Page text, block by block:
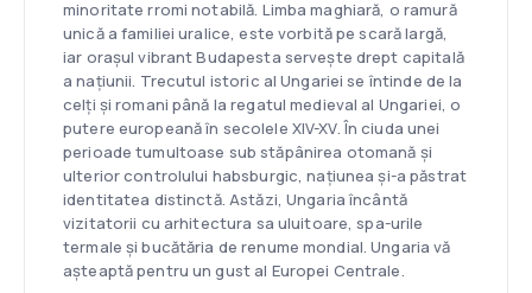
minoritate rromi notabilă. Limba maghiară, o ramură
unică a familiei uralice, este vorbită pe scară largă,
iar orașul vibrant Budapesta servește drept capitală
a națiunii. Trecutul istoric al Ungariei se întinde de la
celți și romani până la regatul medieval al Ungariei, o
putere europeană în secolele XIV-XV. În ciuda unei
perioade tumultoase sub stăpânirea otomană și
ulterior controlului habsburgic, națiunea și-a păstrat
identitatea distinctă. Astăzi, Ungaria încântă
vizitatorii cu arhitectura sa uluitoare, spa-urile
termale și bucătăria de renume mondial. Ungaria vă
așteaptă pentru un gust al Europei Centrale.